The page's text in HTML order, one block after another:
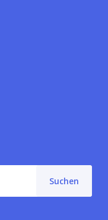
0,00€
Kasse
Suchen